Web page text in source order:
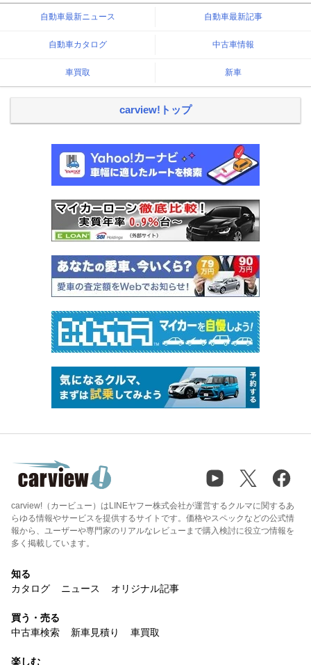
自動車最新ニュース 自動車最新記事
自動車カタログ 中古車情報
車買取 新車
carview!トップ
carview!（カービュー）はLINEヤフー株式会社が運営するクルマに関するあ
らゆる情報やサービスを提供するサイトです。価格やスペックなどの公式情
報から、ユーザーや専門家のリアルなレビューまで購入検討に役立つ情報を
多く掲載しています。
知る
カタログ
ニュース オリジナル記事
買う・売る
中古車検索
新車見積り 車買取
楽しむ